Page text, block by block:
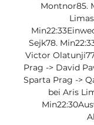
Montnor85.
Sejk78.
Victor
Prag -> David
Sparta Prag ->
bei Aris